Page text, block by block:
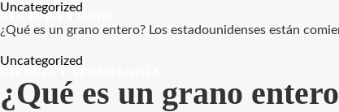
CULTURA Y OCIO
Uncategorized
¿Qué es un grano entero? Los estadounidenses están
Uncategorized
¿Qué es un grano